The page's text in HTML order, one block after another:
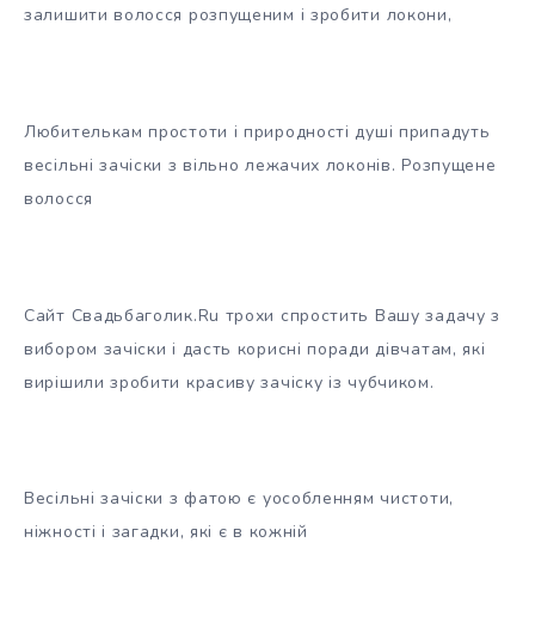
залишити волосся розпущеним і зробити локони,
Любителькам простоти і природності душі припадуть
весільні зачіски з вільно лежачих локонів. Розпущене
волосся
Сайт Свадьбаголик.Ru трохи спростить Вашу задачу з
вибором зачіски і дасть корисні поради дівчатам, які
вирішили зробити красиву зачіску із чубчиком.
Весільні зачіски з фатою є уособленням чистоти,
ніжності і загадки, які є в кожній